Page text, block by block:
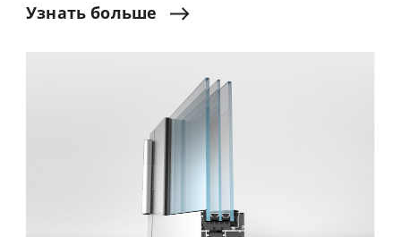
Узнать больше